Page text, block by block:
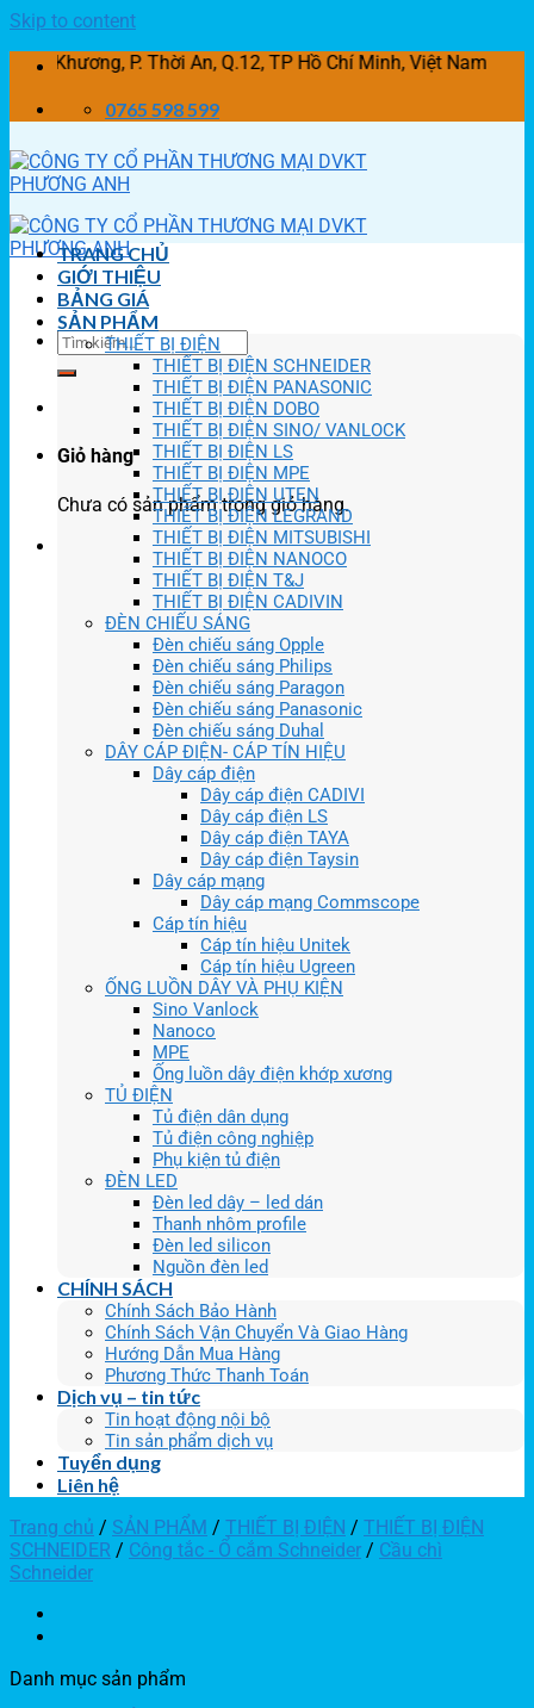
Skip to content
P. Thời An, Q.12, TP Hồ Chí Minh, Việt Nam
0765 598 599
Giỏ hàng
Chưa có sản phẩm trong giỏ hàng.
TRANG CHỦ
GIỚI THIỆU
BẢNG GIÁ
SẢN PHẨM
THIẾT BỊ ĐIỆN
THIẾT BỊ ĐIỆN SCHNEIDER
THIẾT BỊ ĐIỆN PANASONIC
THIẾT BỊ ĐIỆN DOBO
THIẾT BỊ ĐIỆN SINO/ VANLOCK
THIẾT BỊ ĐIỆN LS
THIẾT BỊ ĐIỆN MPE
THIẾT BỊ ĐIỆN UTEN
THIẾT BỊ ĐIỆN LEGRAND
THIẾT BỊ ĐIỆN MITSUBISHI
THIẾT BỊ ĐIỆN NANOCO
THIẾT BỊ ĐIỆN T&J
THIẾT BỊ ĐIỆN CADIVIN
ĐÈN CHIẾU SÁNG
Đèn chiếu sáng Opple
Đèn chiếu sáng Philips
Đèn chiếu sáng Paragon
Đèn chiếu sáng Panasonic
Đèn chiếu sáng Duhal
DÂY CÁP ĐIỆN- CÁP TÍN HIỆU
Dây cáp điện
Dây cáp điện CADIVI
Dây cáp điện LS
Dây cáp điện TAYA
Dây cáp điện Taysin
Dây cáp mạng
Dây cáp mạng Commscope
Cáp tín hiệu
Cáp tín hiệu Unitek
Cáp tín hiệu Ugreen
ỐNG LUỒN DÂY VÀ PHỤ KIỆN
Sino Vanlock
Nanoco
MPE
Ống luồn dây điện khớp xương
TỦ ĐIỆN
Tủ điện dân dụng
Tủ điện công nghiệp
Phụ kiện tủ điện
ĐÈN LED
Đèn led dây – led dán
Thanh nhôm profile
Đèn led silicon
Nguồn đèn led
CHÍNH SÁCH
Chính Sách Bảo Hành
Chính Sách Vận Chuyển Và Giao Hàng
Hướng Dẫn Mua Hàng
Phương Thức Thanh Toán
Dịch vụ – tin tức
Tin hoạt động nội bộ
Tin sản phẩm dịch vụ
Tuyển dụng
Liên hệ
Trang chủ / SẢN PHẨM / THIẾT BỊ ĐIỆN / THIẾT BỊ ĐIỆN
SCHNEIDER / Công tắc - Ổ cắm Schneider / Cầu chì
Schneider
Danh mục sản phẩm